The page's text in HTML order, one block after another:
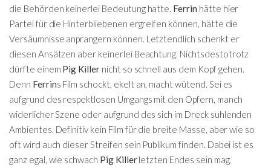
die Behörden keinerlei Bedeutung hatte. Ferrin hätte hier
Partei für die Hinterbliebenen ergreifen können, hätte die
Versäumnisse anprangern können. Letztendlich schenkt er
diesen Ansätzen aber keinerlei Beachtung. Nichtsdestotrotz
dürfte einem Pig Killernicht so schnell aus dem Kopf gehen.
Denn Ferrins Film schockt, ekelt an, macht wütend. Sei es
aufgrund des respektlosen Umgangs mit den Opfern, manch
widerlicher Szene oder aufgrund des sich im Dreck suhlenden
Ambientes. Definitiv kein Film für die breite Masse, aber wie so
oft wird auch dieser Streifen sein Publikum finden. Dabei ist es
ganz egal, wie schwach Pig Killerletzten Endes sein mag.